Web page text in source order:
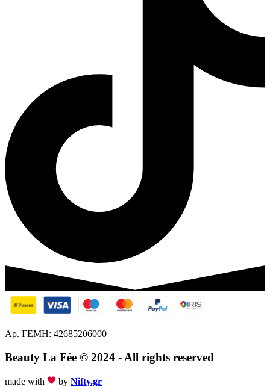
Αρ. ΓΕΜΗ: 42685206000
Beauty La Fée © 2024 - All rights reserved
made with by Nifty.gr